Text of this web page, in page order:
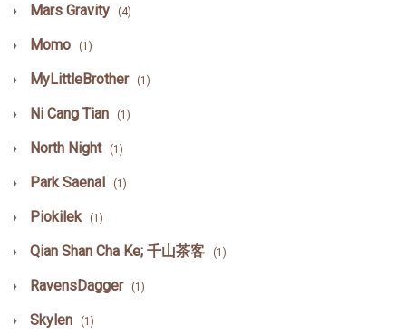
Mars Gravity (4)
Momo (1)
MyLittleBrother (1)
Ni Cang Tian (1)
North Night (1)
Park Saenal (1)
Piokilek (1)
Qian Shan Cha Ke; 千山茶客 (1)
RavensDagger (1)
Skylen (1)